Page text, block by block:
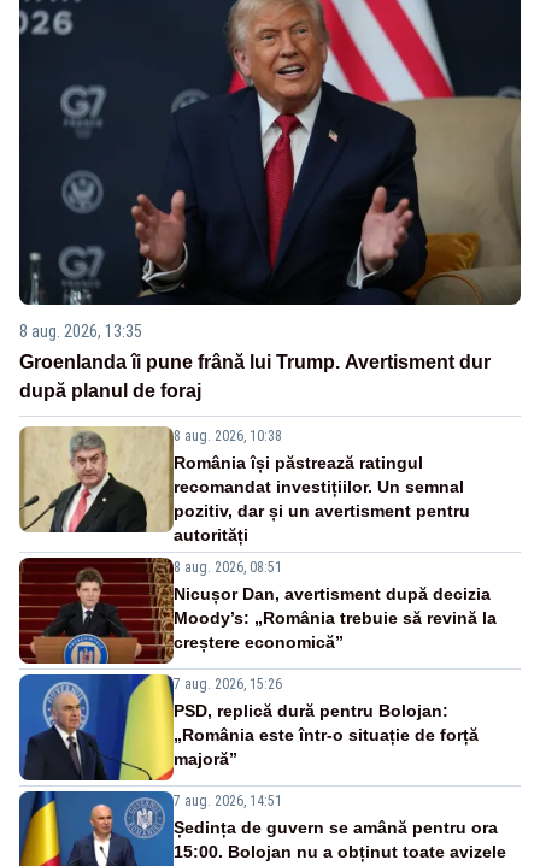
8 aug. 2026, 13:35
Groenlanda îi pune frână lui Trump. Avertisment dur
după planul de foraj
8 aug. 2026, 10:38
România își păstrează ratingul
recomandat investițiilor. Un semnal
pozitiv, dar și un avertisment pentru
autorități
8 aug. 2026, 08:51
Nicușor Dan, avertisment după decizia
Moody’s: „România trebuie să revină la
creștere economică”
7 aug. 2026, 15:26
PSD, replică dură pentru Bolojan:
„România este într-o situație de forță
majoră”
7 aug. 2026, 14:51
Ședința de guvern se amână pentru ora
15:00. Bolojan nu a obținut toate avizele